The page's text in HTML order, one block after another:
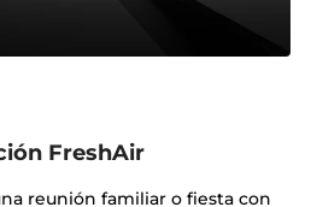
FreshAir
reunión familiar o fiesta con